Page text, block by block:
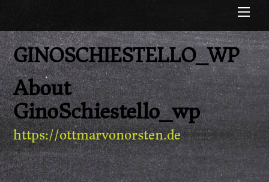
GINOSCHIESTELLO_WP
About
GinoSchiestello_wp
https://ottmarvonorsten.de